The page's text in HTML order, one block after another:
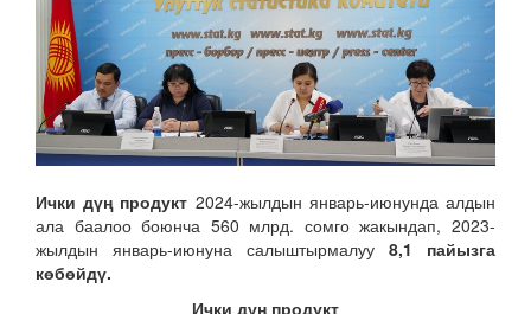
Ички дүң продукт 2024-жылдын январь-июнунда алдын
ала баалоо боюнча 560 млрд. сомго жакындап, 2023-
жылдын январь-июнуна салыштырмалуу 8,1 пайызга
көбөйдү.
Ички дүң продукт